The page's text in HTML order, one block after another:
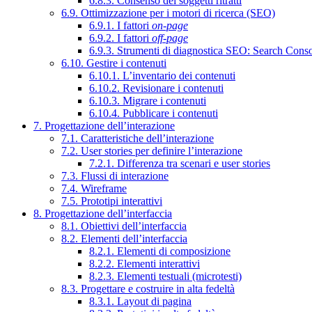
6.9. Ottimizzazione per i motori di ricerca (SEO)
6.9.1. I fattori on-page
6.9.2. I fattori off-page
6.9.3. Strumenti di diagnostica SEO: Search
6.10. Gestire i contenuti
6.10.1. L’inventario dei contenuti
6.10.2. Revisionare i contenuti
6.10.3. Migrare i contenuti
6.10.4. Pubblicare i contenuti
7. Progettazione dell’interazione
7.1. Caratteristiche dell’interazione
7.2. User stories per definire l’interazione
7.2.1. Differenza tra scenari e user stories
7.3. Flussi di interazione
7.4. Wireframe
7.5. Prototipi interattivi
8. Progettazione dell’interfaccia
8.1. Obiettivi dell’interfaccia
8.2. Elementi dell’interfaccia
8.2.1. Elementi di composizione
8.2.2. Elementi interattivi
8.2.3. Elementi testuali (microtesti)
8.3. Progettare e costruire in alta fedeltà
8.3.1. Layout di pagina